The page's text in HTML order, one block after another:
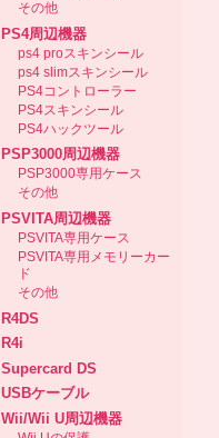
その他
PS4周辺機器
ps4 proスキンシール
ps4 slimスキンシール
PS4コントローラー
PS4スキンシール
PS4ハックツール
PSP3000周辺機器
PSP3000専用ケース
その他
PSVITA周辺機器
PSVITA専用ケース
PSVITA専用メモリーカー
ド
その他
R4DS
R4i
Supercard DS
USBケーブル
Wii/Wii U周辺機器